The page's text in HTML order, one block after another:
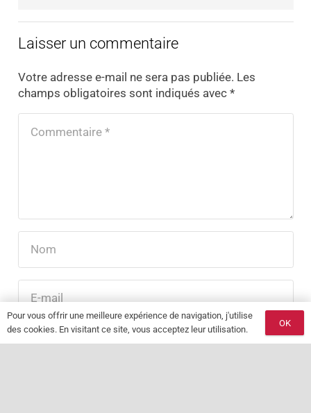
Laisser un commentaire
Votre adresse e-mail ne sera pas publiée. Les
champs obligatoires sont indiqués avec *
LAISSER UN COMMENTAIRE
Pour vous offrir une meilleure expérience de navigation, j'utilise
des cookies. En visitant ce site, vous acceptez leur utilisation.
OK